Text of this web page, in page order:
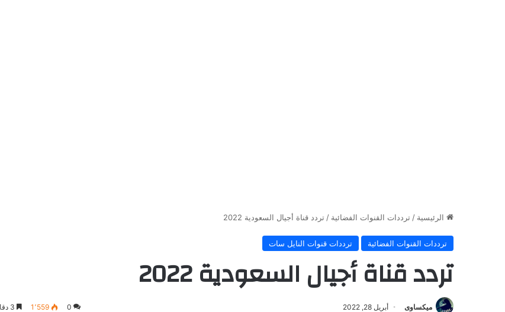
الرئيسية / ترددات القنوات الفضائية / تردد قناة أجيال السعودية 2022
ترددات القنوات الفضائية ترددات قنوات النايل سات
تردد قناة أجيال السعودية 2022
ميكساوى أبريل 28, 2022 0 1٬559